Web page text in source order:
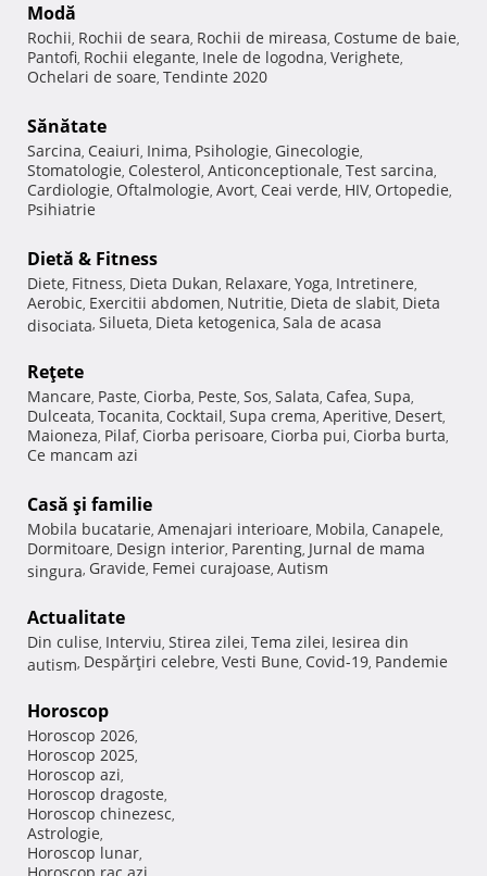
Modă
Rochii, Rochii de seara, Rochii de mireasa, Costume de baie,
Pantofi, Rochii elegante, Inele de logodna, Verighete,
Ochelari de soare, Tendinte 2020
Sănătate
Sarcina, Ceaiuri, Inima, Psihologie, Ginecologie,
Stomatologie, Colesterol, Anticonceptionale, Test sarcina,
Cardiologie, Oftalmologie, Avort, Ceai verde, HIV, Ortopedie,
Psihiatrie
Dietă & Fitness
Diete, Fitness, Dieta Dukan, Relaxare, Yoga, Intretinere,
Aerobic, Exercitii abdomen, Nutritie, Dieta de slabit, Dieta
disociata, Silueta, Dieta ketogenica, Sala de acasa
Reţete
Mancare, Paste, Ciorba, Peste, Sos, Salata, Cafea, Supa,
Dulceata, Tocanita, Cocktail, Supa crema, Aperitive, Desert,
Maioneza, Pilaf, Ciorba perisoare, Ciorba pui, Ciorba burta,
Ce mancam azi
Casă şi familie
Mobila bucatarie, Amenajari interioare, Mobila, Canapele,
Dormitoare, Design interior, Parenting, Jurnal de mama
singura, Gravide, Femei curajoase, Autism
Actualitate
Din culise, Interviu, Stirea zilei, Tema zilei, Iesirea din
autism, Despărţiri celebre, Vesti Bune, Covid-19, Pandemie
Horoscop
Horoscop 2026,
Horoscop 2025,
Horoscop azi,
Horoscop dragoste,
Horoscop chinezesc,
Astrologie,
Horoscop lunar,